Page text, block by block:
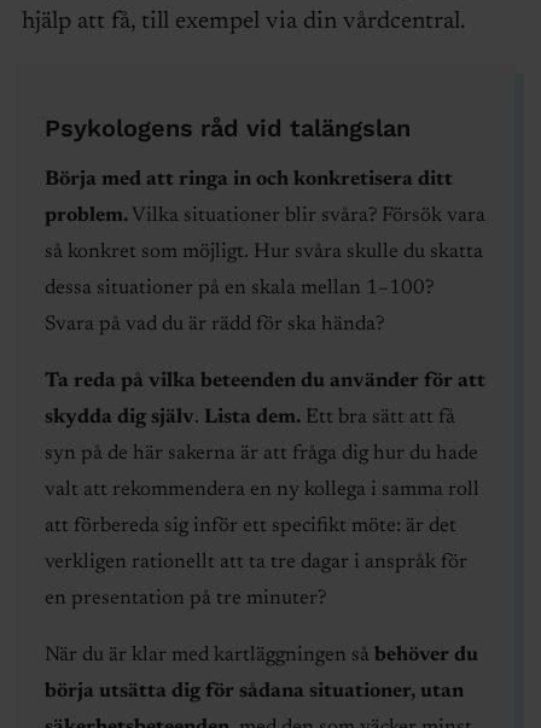
hjälp att få, till exempel via din vårdcentral.
Psykologens råd vid talängslan
Börja med att ringa in och konkretisera ditt
problem.Vilka situationer blir svåra? Försök vara
så konkret som möjligt. Hur svåra skulle du skatta
dessa situationer på en skala mellan 1–100?
Svara på vad du är rädd för ska hända?
Ta reda på vilka beteenden du använder för att
skydda dig själv. Lista dem. Ett bra sätt att få
syn på de här sakerna är att fråga dig hur du hade
valt att rekommendera en ny kollega i samma roll
att förbereda sig inför ett specifikt möte: är det
verkligen rationellt att ta tre dagar i anspråk för
en presentation på tre minuter?
När du är klar med kartläggningen såbehöver du
börja utsätta dig för sådana situationer, utan